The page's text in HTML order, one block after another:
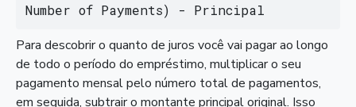
Number of Payments) - Principal
Para descobrir o quanto de juros você vai pagar ao longo
de todo o período do empréstimo, multiplicar o seu
pagamento mensal pelo número total de pagamentos,
em seguida, subtrair o montante principal original. Isso